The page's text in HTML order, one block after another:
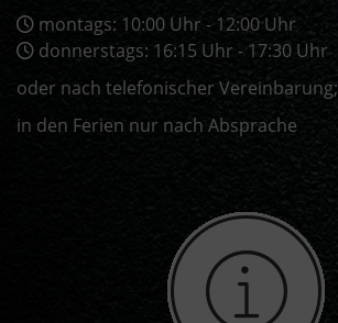
montags: 10:00 Uhr - 12:00 Uhr
donnerstags: 16:15 Uhr - 17:30 Uhr
oder nach telefonischer Vereinbarung;
in den Ferien nur nach Absprache